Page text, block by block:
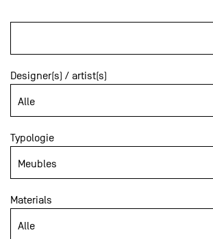
Designer(s) / artist(s)
Typologie
Materials